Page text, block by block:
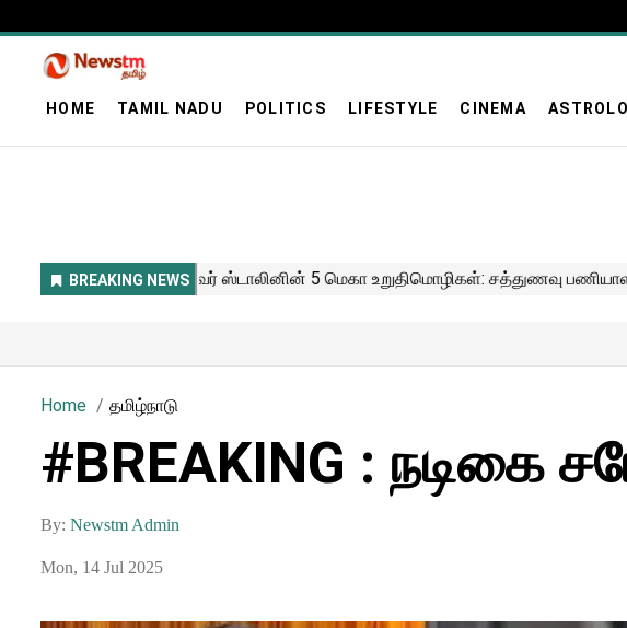
HOME TAMIL NADU POLITICS LIFESTYLE CINEMA
Home தமிழ்நாடு
#BREAKING : நடிகை
By: Newstm Admin
Mon, 14 Jul 2025